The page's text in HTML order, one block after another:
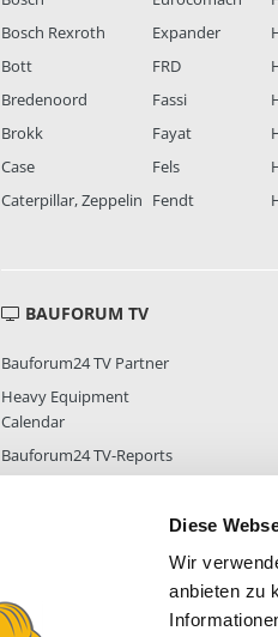
Diese
Wir
anbieten zu
Bosch Rexroth
Bott
Bredenoord
Brokk
Case
Caterpillar, Zeppelin
Expander
FRD
Fassi
Fayat
Fels
Fendt
BAUFORUM TV
Bauforum24 TV Partner
Heavy Equipment
Calendar
Bauforum24 TV-Reports
MITGLIEDER STATISTIK